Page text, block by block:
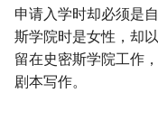
申请入学时却必须是
斯学院时是女性，却
留在史密斯学院工作
剧本写作。